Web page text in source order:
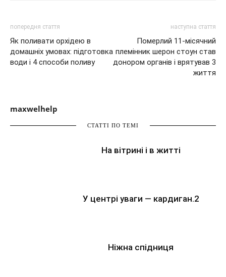
попередня стаття
Як поливати орхідею в
домашніх умовах: підготовка
води і 4 способи поливу
наступна стаття
Померлий 11-місячний
племінник шерон стоун став
донором органів і врятував 3
життя
maxwelhelp
СТАТТІ ПО ТЕМІ
На вітрині і в житті
У центрі уваги — кардиган.2
Ніжна спідниця